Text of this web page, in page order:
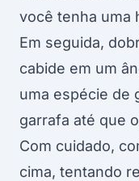
você tenha uma
Em seguida,
cabide em um
uma espécie de
garrafa até que
Com cuidado,
cima, tentando